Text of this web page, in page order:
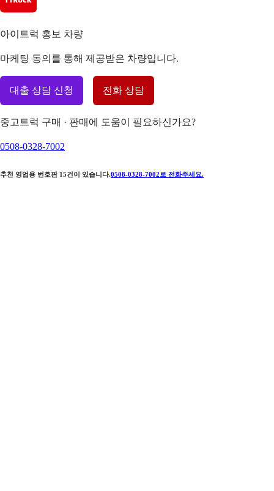
아이트럭 홍보 차량
마케팅 동의를 통해 제공받은 차량입니다.
대출 상담 신청 전화 상담
중고트럭 구매 · 판매에 도움이 필요하신가요?
0508-0328-7002
추천 영업용 번호판 15건이 있습니다.0508-0328-7002 로 전화주세요.